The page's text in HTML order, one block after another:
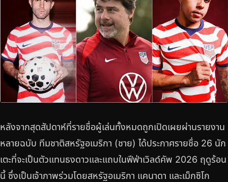
หลังจากสุดสัปดาห์ที่รายชื่อผู้เล่นทั้งหมดถูกเปิดเผยผ่านรายงาน
หลายฉบับ ทีมชาติสหรัฐอเมริกา (ชาย) ได้ประกาศรายชื่อ 26 นัก
เตะที่จะเป็นตัวแทนธงดาวและแถบในฟีฟ่าเวิลด์คัพ 2026 ฤดูร้อน
นี้ ซึ่งเป็นเจ้าภาพร่วมโดยสหรัฐอเมริกา แคนาดา และเม็กซิโก